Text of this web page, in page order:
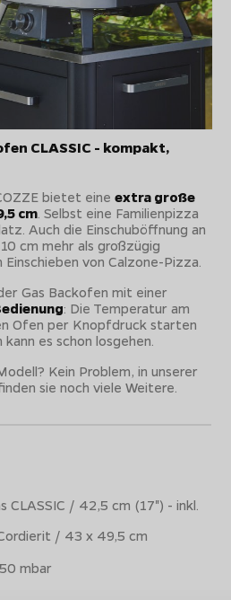
CLASSIC - kompakt,
bietet eineextra große
cm . Selbst eine Familienpizza
Auch die Einschuböffnung an
cm mehr als großzügig
von Calzone-Pizza.
Gas Backofen mit einer
: Die Temperatur am
Ofen per Knopfdruck starten
es schon losgehen.
Kein Problem, in unserer
sie noch viele Weitere.
CLASSIC / 42,5 cm (17") - inkl.
/ 43 x 49,5 cm
mbar